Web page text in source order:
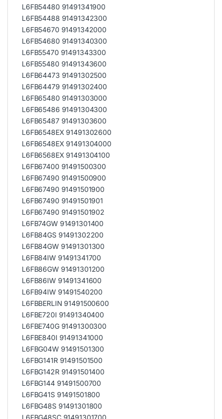
L6FB54480 91491341900
L6FB54488 91491342300
L6FB54670 91491342000
L6FB54680 91491340300
L6FB55470 91491343300
L6FB55480 91491343600
L6FB64473 91491302500
L6FB64479 91491302400
L6FB65480 91491303000
L6FB65486 91491304300
L6FB65487 91491303600
L6FB6548EX 91491302600
L6FB6548EX 91491304000
L6FB6568EX 91491304100
L6FB67400 91491500300
L6FB67490 91491500900
L6FB67490 91491501900
L6FB67490 91491501901
L6FB67490 91491501902
L6FB74GW 91491301400
L6FB84GS 91491302200
L6FB84GW 91491301300
L6FB84IW 91491341700
L6FB86GW 91491301200
L6FB86IW 91491341600
L6FB94IW 91491540200
L6FBBERLIN 91491500600
L6FBE720I 91491340400
L6FBE740G 91491300300
L6FBE840I 91491341000
L6FBG04W 91491501300
L6FBG141R 91491501500
L6FBG142R 91491501400
L6FBG144 91491500700
L6FBG41S 91491501800
L6FBG48S 91491301800
L6FBG48SC 91491301700